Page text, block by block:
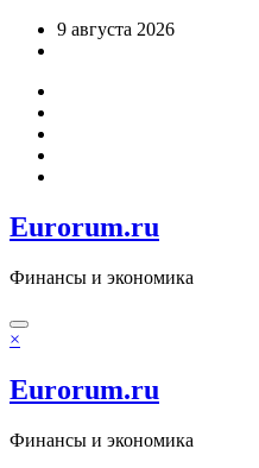
Перейти9 августа 2026
Eurorum.ru
Финансы и экономика
×
Eurorum.ru
Финансы и экономика